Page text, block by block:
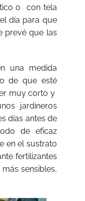
o
con tela
día para que
prevé que las
una medida
de que esté
muy corto y
jardineros
días antes de
de eficaz
en el sustrato
fertilizantes
sensibles,